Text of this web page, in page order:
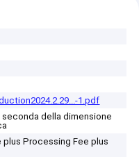
1.pdf
seconda della dimensione
plus Processing Fee plus